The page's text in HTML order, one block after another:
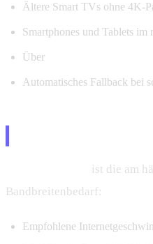
Ältere Smart TVs ohne 4K-
Smartphones und Tablets im
Über
Automatisches Fallback bei
ist die am
Bandbreitenbedarf:
Empfohlene